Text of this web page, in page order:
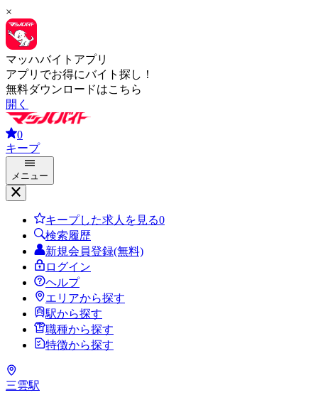
×
マッハバイトアプリ
アプリでお得にバイト探し！
無料ダウンロードはこちら
開く
0
キープ
メニュー
キープした求人を見る0
検索履歴
新規会員登録(無料)
ログイン
ヘルプ
エリアから探す
駅から探す
職種から探す
特徴から探す
三雲駅